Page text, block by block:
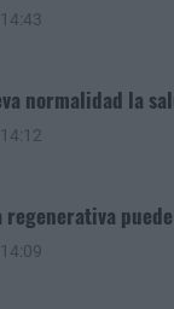
normalidad la